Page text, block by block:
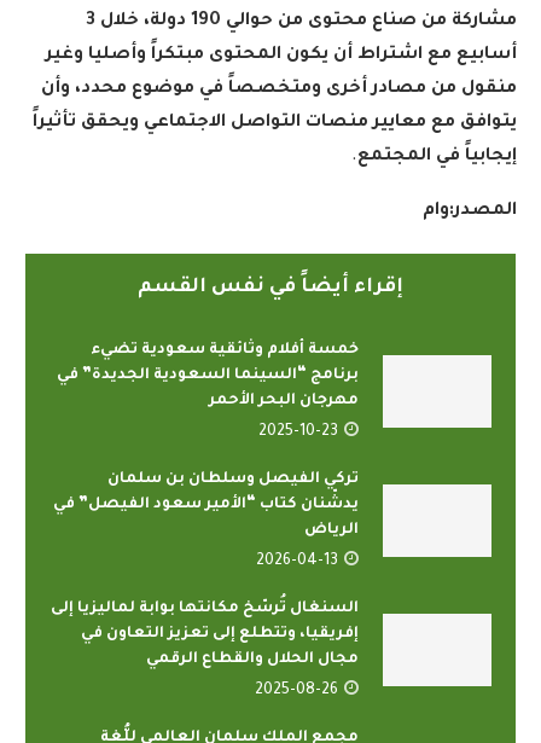
مشاركة من صناع محتوى من حوالي 190 دولة، خلال 3
أسابيع مع اشتراط أن يكون المحتوى مبتكراً وأصليا وغير
منقول من مصادر أخرى ومتخصصاً في موضوع محدد، وأن
يتوافق مع معايير منصات التواصل الاجتماعي ويحقق تأثيراً
إيجابياً في المجتمع.
المصدر:وام
إقراء أيضاً في نفس القسم
خمسة أفلام وثائقية سعودية تضيء
برنامج “السينما السعودية الجديدة” في
مهرجان البحر الأحمر
2025-10-23
تركي الفيصل وسلطان بن سلمان
يدشّنان كتاب “الأمير سعود الفيصل” في
الرياض
2026-04-13
السنغال تُرسّخ مكانتها بوابة لماليزيا إلى
إفريقيا، وتتطلع إلى تعزيز التعاون في
مجال الحلال والقطاع الرقمي
2025-08-26
مجمع الملك سلمان العالمي للُّغة